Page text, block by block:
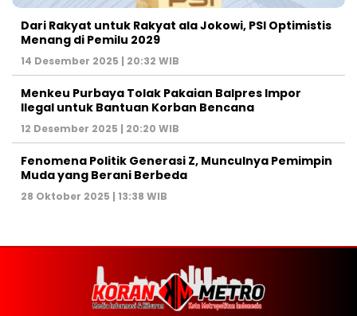
Dari Rakyat untuk Rakyat ala Jokowi, PSI Optimistis
Menang di Pemilu 2029
14 Desember 2025 | 20:32 WIB
Menkeu Purbaya Tolak Pakaian Balpres Impor
Ilegal untuk Bantuan Korban Bencana
12 Desember 2025 | 20:20 WIB
Fenomena Politik Generasi Z, Munculnya Pemimpin
Muda yang Berani Berbeda
28 Oktober 2025 | 13:38 WIB